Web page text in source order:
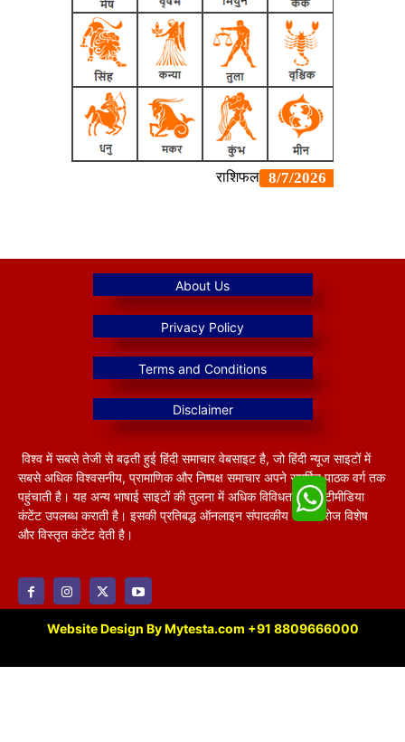
विश्व में सबसे तेजी से बढ़ती हुई हिंदी समाचार वेबसाइट है, जो हिंदी न्यूज साइटों में
सबसे अधिक विश्वसनीय, प्रामाणिक और निष्पक्ष समाचार अपने समर्पित पाठक वर्ग तक
पहुंचाती है। यह अन्य भाषाई साइटों की तुलना में अधिक विविधतापूर्ण मल्टीमीडिया
कंटेंट उपलब्ध कराती है। इसकी प्रतिबद्ध ऑनलाइन संपादकीय टीम हररोज विशेष
और विस्तृत कंटेंट देती है।
Website Design By Mytesta.com +91 8809666000